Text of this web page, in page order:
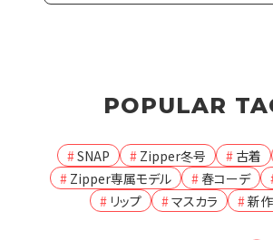
POPULAR
SNAP Zipper冬号 古着
Zipper専属モデル
春コーデ
リップ
マスカラ 新